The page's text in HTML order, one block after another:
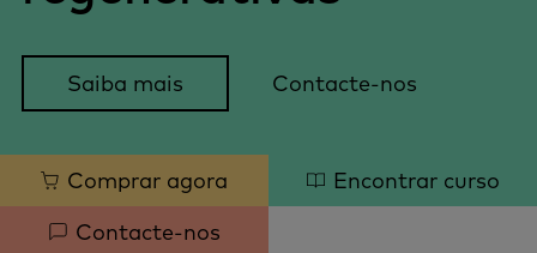
Saiba mais Contacte-nos
Quick
links
Comprar agora
Encontrar curso
Contacte-nos